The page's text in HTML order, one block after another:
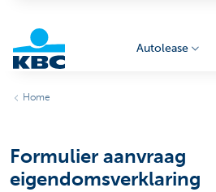
Autolease
Home
Formulier aanvraag
eigendomsverklaring